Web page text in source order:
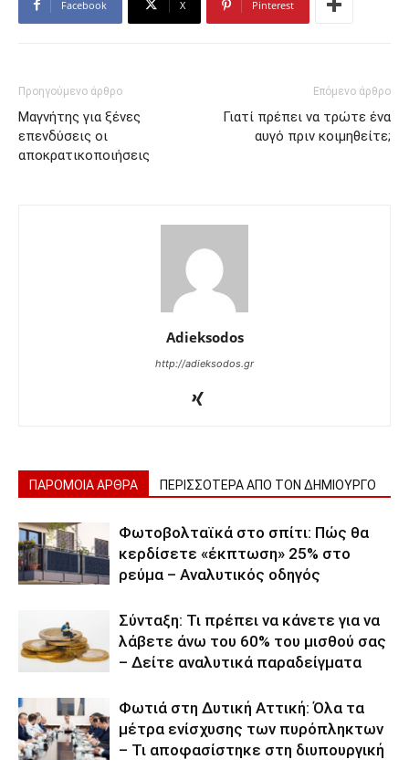
Facebook X Pinterest
Προηγούμενο άρθρο
Μαγνήτης για ξένες
επενδύσεις οι
αποκρατικοποιήσεις
Επόμενο άρθρο
Γιατί πρέπει να τρώτε ένα
αυγό πριν κοιμηθείτε;
Adieksodos
http://adieksodos.gr
ΠΑΡΟΜΟΙΑ ΑΡΘΡΑ ΠΕΡΙΣΣΟΤΕΡΑ ΑΠΟ ΤΟΝ ΔΗΜΙΟΥΡΓΟ
Φωτοβολταϊκά στο σπίτι: Πώς θα
κερδίσετε «έκπτωση» 25% στο
ρεύμα – Αναλυτικός οδηγός
Σύνταξη: Τι πρέπει να κάνετε για να
λάβετε άνω του 60% του μισθού σας
– Δείτε αναλυτικά παραδείγματα
Φωτιά στη Δυτική Αττική: Όλα τα
μέτρα ενίσχυσης των πυρόπληκτων
– Τι αποφασίστηκε στη διυπουργική